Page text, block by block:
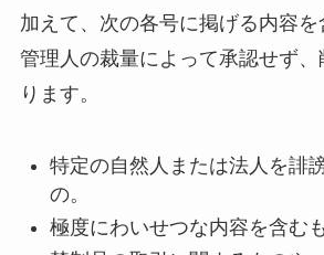
加えて、次の各号に掲げる内容
管理人の裁量によって承認せず
ります。
特定の自然人または法人を誹
の。
極度にわいせつな内容を含むも